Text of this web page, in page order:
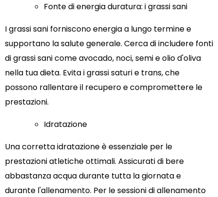
Fonte di energia duratura: i grassi sani
I grassi sani forniscono energia a lungo termine e
supportano la salute generale. Cerca di includere fonti
di grassi sani come avocado, noci, semi e olio d'oliva
nella tua dieta. Evita i grassi saturi e trans, che
possono rallentare il recupero e compromettere le
prestazioni.
Idratazione
Una corretta idratazione è essenziale per le
prestazioni atletiche ottimali. Assicurati di bere
abbastanza acqua durante tutta la giornata e
durante l'allenamento. Per le sessioni di allenamento